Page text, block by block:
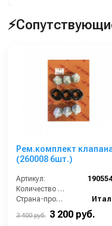
Рем.комплект
(260008 6шт.)
Артикул:
Количество (шт):
Страна-производитель:
3 400 руб. 3 200 руб.